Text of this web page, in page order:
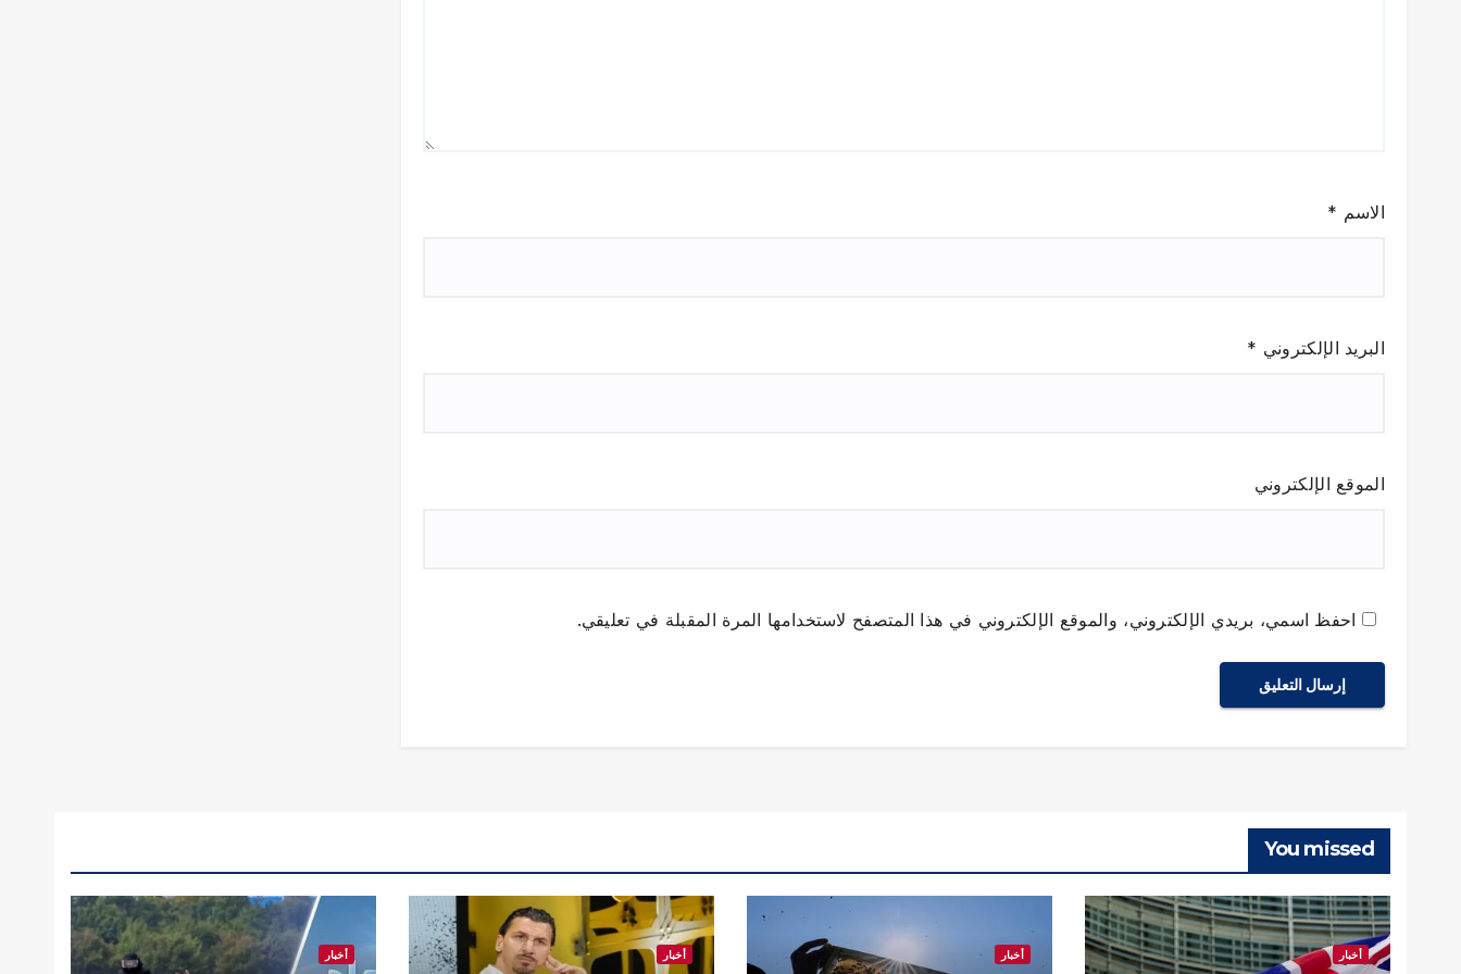
الاسم *
البريد الإلكتروني *
الموقع الإلكتروني
احفظ اسمي، بريدي الإلكتروني، والموقع الإلكتروني في هذا المتصفح لاستخدامها المرة المقبلة في تعليقي.
You missed
أخبار أخبار أخبار أخبار